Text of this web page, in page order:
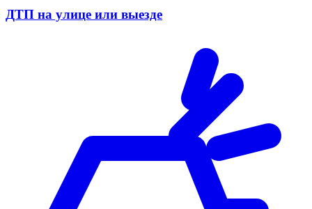
ДТП на улице или выезде